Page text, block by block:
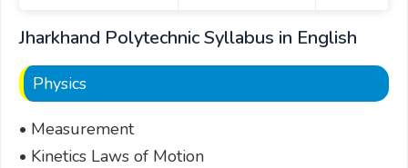
Jharkhand Polytechnic Syllabus in English
Physics
• Measurement
• Kinetics Laws of Motion